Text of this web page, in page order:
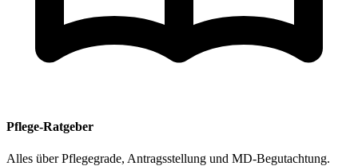
Pflege-Ratgeber
Alles über Pflegegrade, Antragsstellung und MD-Begutachtung.